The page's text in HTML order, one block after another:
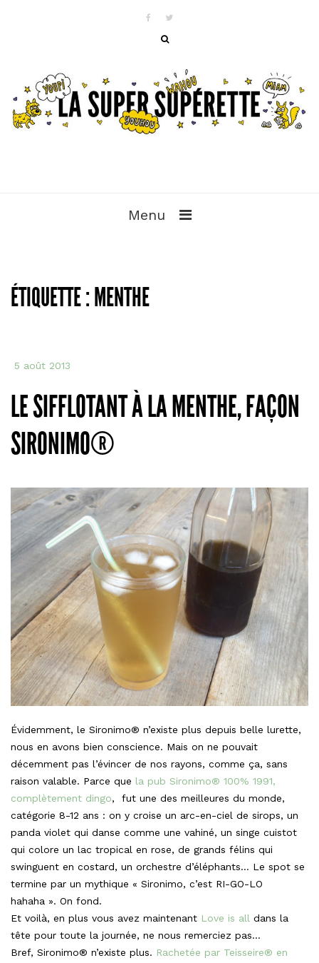
Menu
ÉTIQUETTE : MENTHE
5 août 2013
LE SIFFLOTANT À LA MENTHE, FAÇON
SIRONIMO®
Évidemment, le Sironimo® n’existe plus depuis belle lurette,
nous en avons bien conscience. Mais on ne pouvait
décemment pas l’évincer de nos rayons, comme ça, sans
raison valable. Parce que la pub Sironimo® 100% 1991,
complètement dingo, fut une des meilleures du monde,
catégorie 8-12 ans : on y croise un arc-en-ciel de sirops, un
panda violet qui danse comme une vahiné, un singe cuistot
qui colore un lac tropical en rose, de grands félins qui
swinguent en costard, un orchestre d’éléphants… Le spot se
termine par un mythique « Sironimo, c’est RI-GO-LO
hahaha ». On fond.
Et voilà, en plus vous avez maintenant Love is all dans la
tête pour toute la journée, ne nous remerciez pas…
Bref, Sironimo® n’existe plus. Rachetée par Teisseire® en